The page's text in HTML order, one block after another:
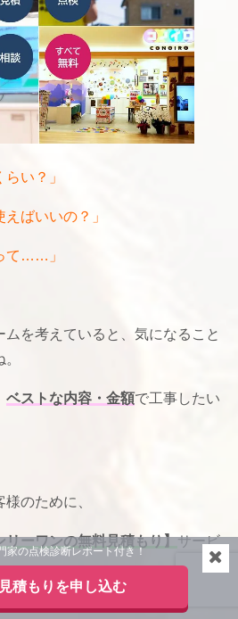
い？」
えばいいの？」
て……」
を考えていると、気になること
ベストな内容・金額で工事したい
のために、
リーワンの無料見積もり】サービ
家の点検診断レポート付き！
積もりを申し込む